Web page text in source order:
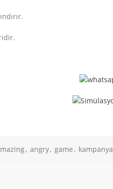
, angry, game , kampanya